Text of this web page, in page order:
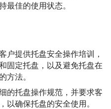
最佳的使用状态。
户提供托盘安全操作培训，
固定托盘，以及避免托盘在
方法。
的托盘操作规范，并要求客
以确保托盘的安全使用。